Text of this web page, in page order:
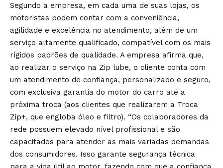
Segundo a empresa, em cada uma de suas lojas, os
motoristas podem contar com a conveniência,
agilidade e excelência no atendimento, além de um
serviço altamente qualificado, compatível com os mais
rígidos padrões de qualidade. A empresa afirma que,
ao realizar o serviço na Zip lube, o cliente conta com
um atendimento de confiança, personalizado e seguro,
com exclusiva garantia do motor do carro até a
próxima troca (aos clientes que realizarem a Troca
Zip+, que engloba óleo e filtro). “Os colaboradores da
rede possuem elevado nível profissional e são
capacitados para atender as mais variadas demandas
dos consumidores. Isso garante segurança técnica